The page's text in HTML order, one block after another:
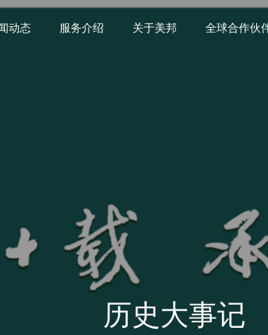
动态 服务介绍 关于美邦 全球合作伙
历史大事记